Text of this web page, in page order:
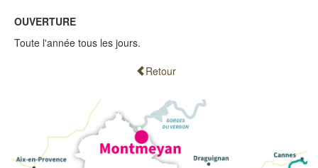
OUVERTURE
Toute l'année tous les jours.
Retour